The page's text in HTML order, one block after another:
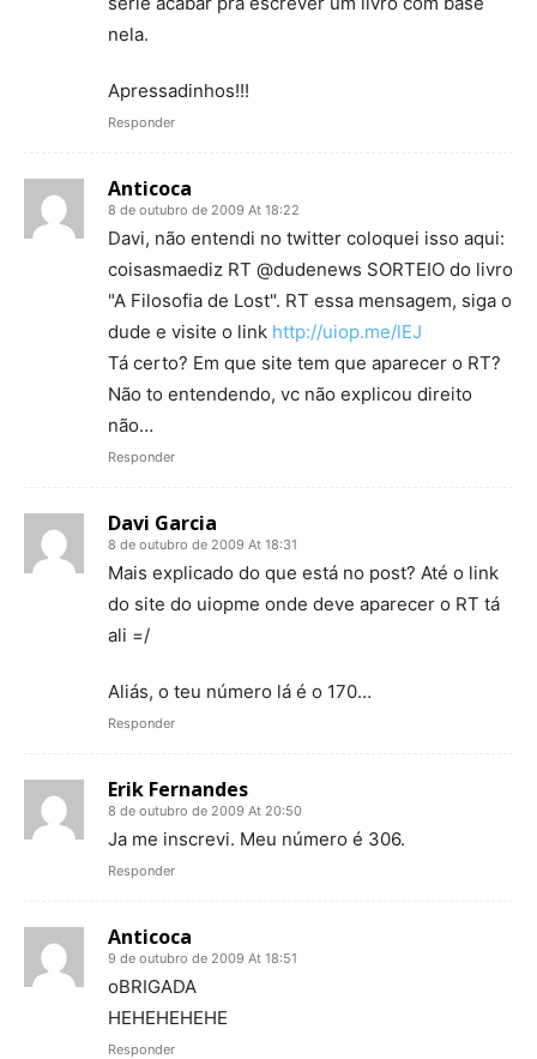
nela.
Apressadinhos!!!
Responder
Anticoca
8 de outubro de 2009 At 18:22
Davi, não entendi no twitter coloquei isso aqui:
coisasmaediz RT @dudenews SORTEIO do livro
"A Filosofia de Lost". RT essa mensagem, siga o
dude e visite o link http://uiop.me/lEJ
Tá certo? Em que site tem que aparecer o RT?
Não to entendendo, vc não explicou direito
não…
Responder
Davi Garcia
8 de outubro de 2009 At 18:31
Mais explicado do que está no post? Até o link
do site do uiopme onde deve aparecer o RT tá
ali =/
Aliás, o teu número lá é o 170…
Responder
Erik Fernandes
8 de outubro de 2009 At 20:50
Ja me inscrevi. Meu número é 306.
Responder
Anticoca
9 de outubro de 2009 At 18:51
oBRIGADA
HEHEHEHEHE
Responder